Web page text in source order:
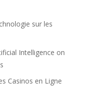
sur les
Intelligence on
Casinos en Ligne